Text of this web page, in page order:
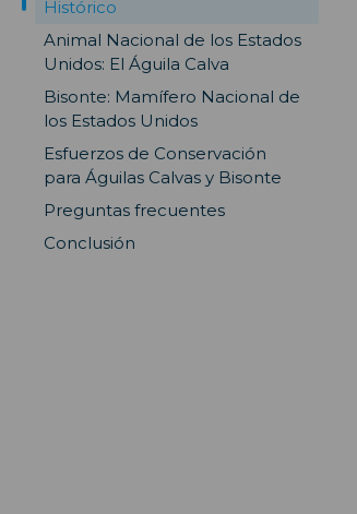
Histórico
Animal Nacional de los Estados
Unidos: El Águila Calva
Bisonte: Mamífero Nacional de
los Estados Unidos
Esfuerzos de Conservación
para Águilas Calvas y Bisonte
Preguntas frecuentes
Conclusión